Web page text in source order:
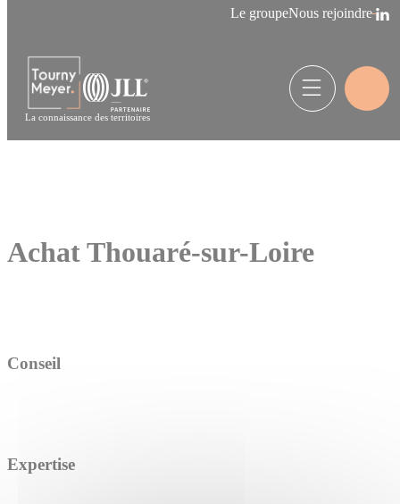
Le groupeNous rejoindre
La connaissance des territoires
Achat Thouaré-sur-Loire
Conseil
Expertise